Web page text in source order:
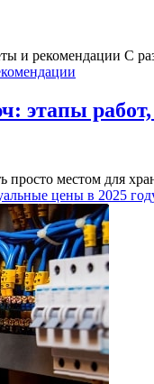
и рекомендации С
этапы
просто местом для
цены в 2025